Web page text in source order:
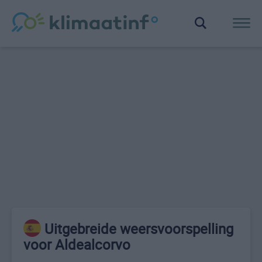
Uitgebreide weersvoorspelling
voor Aldealcorvo